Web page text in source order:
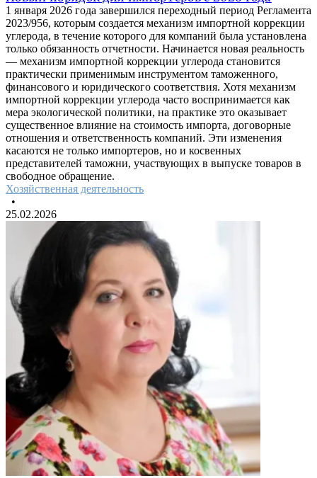
1 января 2026 года завершился переходный период Регламента
2023/956, которым создается механизм импортной коррекции
углерода, в течение которого для компаний была установлена
только обязанность отчетности. Начинается новая реальность
— механизм импортной коррекции углерода становится
практически применимым инструментом таможенного,
финансового и юридического соответствия. Хотя механизм
импортной коррекции углерода часто воспринимается как
мера экологической политики, на практике это оказывает
существенное влияние на стоимость импорта, договорные
отношения и ответственность компаний. Эти изменения
касаются не только импортеров, но и косвенных
представителей таможни, участвующих в выпуске товаров в
свободное обращение.
Хозяйственная деятельность
•
25.02.2026